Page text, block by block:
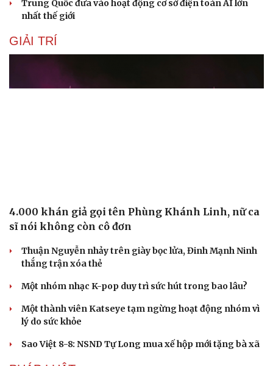
Trung Quốc đưa vào hoạt động cơ sở điện toán AI lớn
nhất thế giới
GIẢI TRÍ
4.000 khán giả gọi tên Phùng Khánh Linh, nữ ca
sĩ nói không còn cô đơn
Thuận Nguyễn nhảy trên giày bọc lửa, Đinh Mạnh Ninh
thắng trận xóa thẻ
Một nhóm nhạc K-pop duy trì sức hút trong bao lâu?
Một thành viên Katseye tạm ngừng hoạt động nhóm vì
lý do sức khỏe
Sao Việt 8-8: NSND Tự Long mua xế hộp mới tặng bà xã